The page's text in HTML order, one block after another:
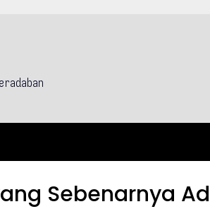
Sebenarnya